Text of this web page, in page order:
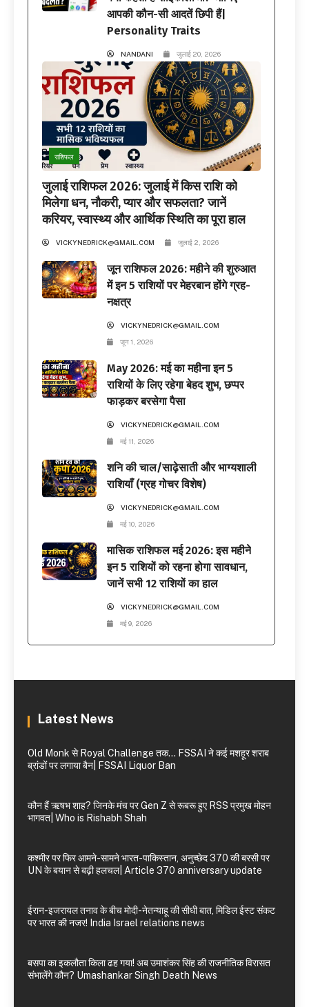
आपकी कौन-सी आदतें छिपी हैं|
Personality Traits
NANDANI जुलाई 20, 2026
राशिफल
जुलाई राशिफल 2026: जुलाई में किस राशि को
मिलेगा धन, नौकरी, प्यार और सफलता? जानें
करियर, स्वास्थ्य और आर्थिक स्थिति का पूरा हाल
VICKYNEDRICK@GMAIL.COM जुलाई 2, 2026
जून राशिफल 2026: महीने की शुरुआत
में इन 5 राशियों पर मेहरबान होंगे ग्रह-
नक्षत्र
VICKYNEDRICK@GMAIL.COM
जून 1, 2026
May 2026: मई का महीना इन 5
राशियों के लिए रहेगा बेहद शुभ, छप्पर
फाड़कर बरसेगा पैसा
VICKYNEDRICK@GMAIL.COM
मई 11, 2026
शनि की चाल/साढ़ेसाती और भाग्यशाली
राशियाँ (ग्रह गोचर विशेष)
VICKYNEDRICK@GMAIL.COM
मई 10, 2026
मासिक राशिफल मई 2026: इस महीने
इन 5 राशियों को रहना होगा सावधान,
जानें सभी 12 राशियों का हाल
VICKYNEDRICK@GMAIL.COM
मई 9, 2026
Latest News
Old Monk से Royal Challenge तक… FSSAI ने कई मशहूर शराब
ब्रांडों पर लगाया बैन| FSSAI Liquor Ban
कौन हैं ऋषभ शाह? जिनके मंच पर Gen Z से रूबरू हुए RSS प्रमुख मोहन
भागवत| Who is Rishabh Shah
कश्मीर पर फिर आमने-सामने भारत-पाकिस्तान, अनुच्छेद 370 की बरसी पर
UN के बयान से बढ़ी हलचल| Article 370 anniversary update
ईरान-इजरायल तनाव के बीच मोदी-नेतन्याहू की सीधी बात, मिडिल ईस्ट संकट
पर भारत की नजर! India Israel relations news
बसपा का इकलौता किला ढह गया! अब उमाशंकर सिंह की राजनीतिक विरासत
संभालेंगे कौन? Umashankar Singh Death News